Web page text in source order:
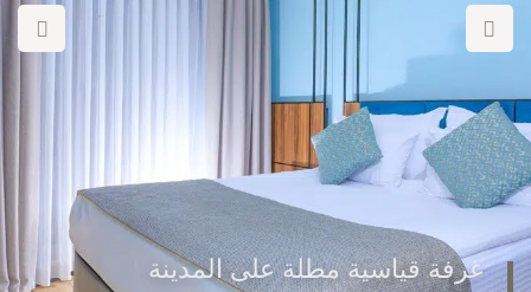
ستجعلك غرفنا المريحة والفاخرة في فندقنا تشعر وكأنك في المنزل. في
غرفنا ، حيث يجمع التصميم الحديث مع العناصر الطبيعية ، تم تصميم كل
التفاصيل بعناية مع وضع راحتك وراحتك في الاعتبار. يمكنك أيضا مشاهدة
الجمال الطبيعي من النوافذ الواسعة التي ستجعلك تشعر بأنك على بعد
خطوة واحدة من غرفتك. سيكون فريقنا الودود سعيدا بالعمل على جعل
عطلتك لا تنسى.
يوجد أيضا مقهى في فندق ليف بورت حيث يمكنك الاستمتاع بالطعام
اللذيذ والاستمتاع بلحظات ممتعة. يمكنك أن تنغمس في ذوقك من خلال
تجربة النكهات في قائمتنا المختارة بعناية.
غرفة قياسية مطلة على المدينة